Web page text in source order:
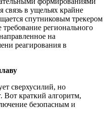
в ущельях крайне
спутниковым трекером
регионального
на
реагирования в
сверхусилий, но
Вот краткий алгоритм,
безопасным и